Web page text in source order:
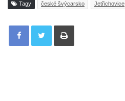
Tagy české švýcarsko Jetřichovice
Tisknout